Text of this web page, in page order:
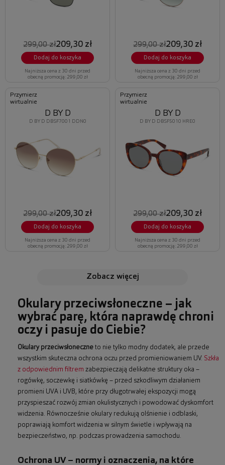
299,00 zł209,30 zł
Dodaj do koszyka
Najniższa cena z 30 dni przed
obecną promocją: 299,00 zł
299,00 zł209,30 zł
Dodaj do koszyka
Najniższa cena z 30 dni przed
obecną promocją: 299,00 zł
Przymierz
wirtualnie
D BY D DBSF7001 DDN0
D BY D
299,00 zł209,30 zł
Dodaj do koszyka
Najniższa cena z 30 dni przed
obecną promocją: 299,00 zł
Przymierz
wirtualnie
D BY D DBSF5010 HRE0
D BY D
299,00 zł209,30 zł
Dodaj do koszyka
Najniższa cena z 30 dni przed
obecną promocją: 299,00 zł
zobacz więcej
Okulary przeciwsłoneczne – jak
wybrać parę, która naprawdę chroni
oczy i pasuje do Ciebie?
Okulary przeciwsłoneczne to nie tylko modny dodatek, ale przede
wszystkim skuteczna ochrona oczu przed promieniowaniem UV. Szkła
z odpowiednim filtrem zabezpieczają delikatne struktury oka –
rogówkę, soczewkę i siatkówkę – przed szkodliwym działaniem
promieni UVA i UVB, które przy długotrwałej ekspozycji mogą
przyspieszać rozwój zmian okulistycznych i powodować dyskomfort
widzenia. Równocześnie okulary redukują olśnienie i odblaski,
poprawiają komfort widzenia w silnym świetle i wpływają na
bezpieczeństwo, np. podczas prowadzenia samochodu.
Ochrona UV – normy i oznaczenia, na które